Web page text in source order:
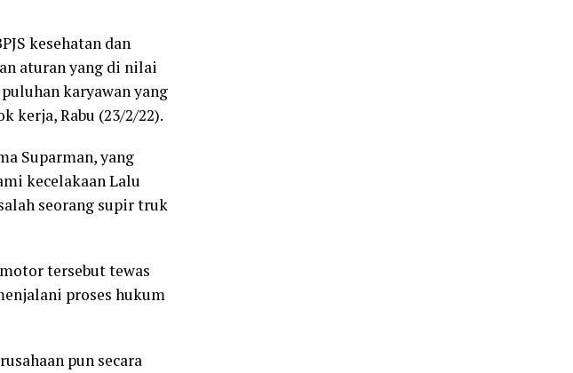
kesehatan dan
aturan yang di nilai
karyawan yang
kerja, Rabu (23/2/22).
Suparman, yang
kecelakaan Lalu
seorang supir truk
tersebut tewas
proses hukum
pun secara